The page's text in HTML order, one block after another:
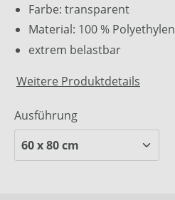
Farbe: transparent
Material: 100 % Polyethylen
extrem belastbar
Weitere Produktdetails
Ausführung